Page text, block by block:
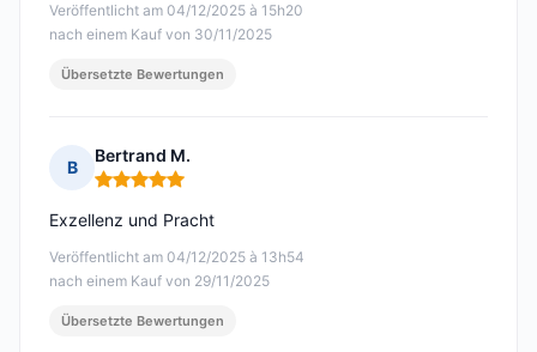
Veröffentlicht am 04/12/2025 à 15h20
nach einem Kauf von 30/11/2025
Übersetzte Bewertungen
B
Bertrand M.
Hinweis: 5 von 5
Veröffentlicht am 04/12/2025 à 13h54
nach einem Kauf von 29/11/2025
Exzellenz und Pracht
Übersetzte Bewertungen